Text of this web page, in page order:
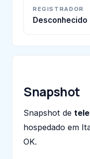
REGISTRADOR
Desconhecido
Snapshot
Snapshot de
hospedado em
OK.